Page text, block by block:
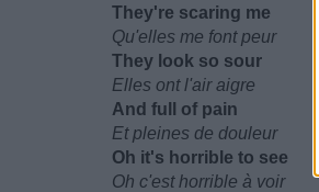
They're scaring me
Qu'elles me font peur
They look so sour
Elles ont l'air aigre
And full of pain
Et pleines de douleur
Oh it's horrible to see
Oh c'est horrible à voir